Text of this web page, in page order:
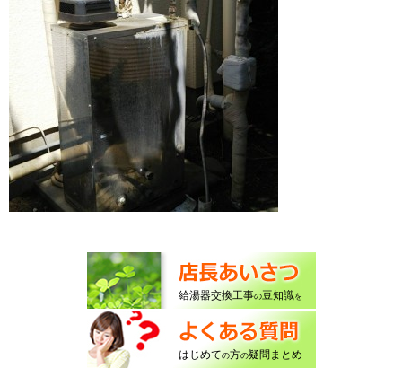
給湯器交換工事の豆知識を
はじめての方の疑問まとめ